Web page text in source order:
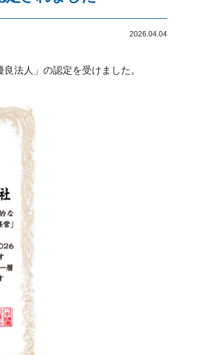
2026.04.04
良法人」の認定を受けました。